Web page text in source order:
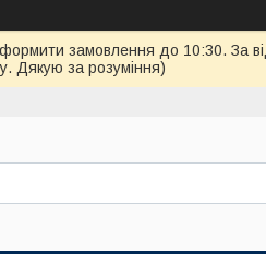
замовлення до 10:30. За
Дякую за розуміння)